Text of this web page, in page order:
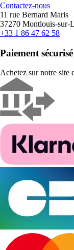
Contactez-nous
11 rue Bernard Maris
37270 Montlouis-sur-
+33 1 86 47 62 58
Paiement sécurisé
Achetez sur notre site